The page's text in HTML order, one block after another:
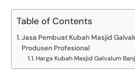
Table of Contents
Jasa Pembuat Kubah Masjid
Produsen Profesional
Harga Kubah Masjid Galvalum